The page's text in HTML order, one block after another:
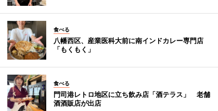
食べる
八幡西区、産業医科大前に南インドカレー専門店
「もくもく」
食べる
門司港レトロ地区に立ち飲み店「酒テラス」 老舗
酒酒販店が出店